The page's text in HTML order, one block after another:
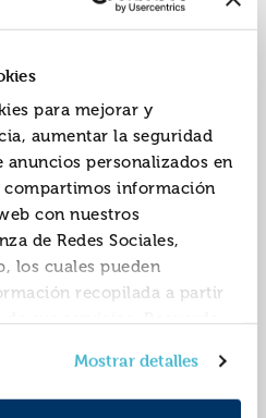
para mejorar y
aumentar la seguridad
personalizados en
compartimos información
con nuestros
de Redes Sociales,
los cuales pueden
recopilada a partir
sus servicios. Recuerda
momento. Para más
Política de Cookiesy la
Mostrar detalles
Punt volat 4. quadern
unt volat
Autor:Varios Autores
Punt volat 4. caixa d
2023)·e.s.o..4ºcurso·p